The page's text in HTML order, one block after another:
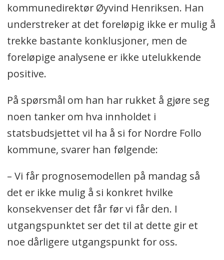
kommunedirektør Øyvind Henriksen. Han
understreker at det foreløpig ikke er mulig å
trekke bastante konklusjoner, men de
foreløpige analysene er ikke utelukkende
positive.
På spørsmål om han har rukket å gjøre seg
noen tanker om hva innholdet i
statsbudsjettet vil ha å si for Nordre Follo
kommune, svarer han følgende:
– Vi får prognosemodellen på mandag så
det er ikke mulig å si konkret hvilke
konsekvenser det får før vi får den. I
utgangspunktet ser det til at dette gir et
noe dårligere utgangspunkt for oss.